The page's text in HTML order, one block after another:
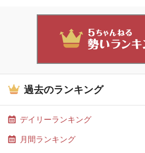
過去のランキング
デイリーランキング
月間ランキング